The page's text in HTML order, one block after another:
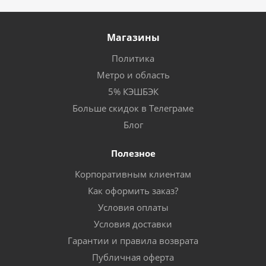
Магазины
Политика
Метро и область
5% КЭШБЭК
Больше скидок в Телеграме
Блог
Полезное
Корпоративным клиентам
Как оформить заказ?
Условия оплаты
Условия доставки
Гарантии и правила возврата
Публичная оферта